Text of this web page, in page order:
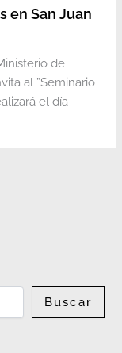
en San Juan
de
al ”Seminario
el día
Buscar